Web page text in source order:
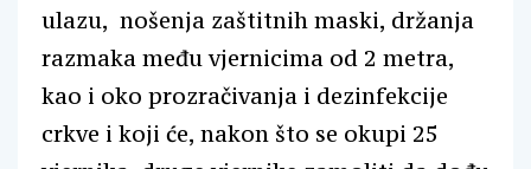
ulazu, nošenja zaštitnih maski, držanja
razmaka među vjernicima od 2 metra,
kao i oko prozračivanja i dezinfekcije
crkve i koji će, nakon što se okupi 25